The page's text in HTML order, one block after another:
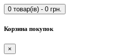
0 товар(ів) - 0 грн.
Корзина покупок
×